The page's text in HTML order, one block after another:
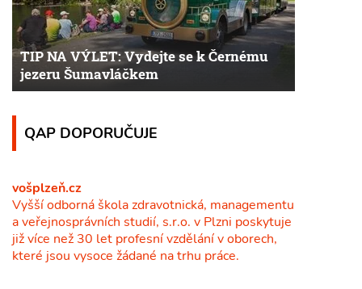
TIP NA VÝLET: Vydejte se k Černému
jezeru Šumavláčkem
QAP DOPORUČUJE
vošplzeň.cz
Vyšší odborná škola zdravotnická, managementu
a veřejnosprávních studií, s.r.o. v Plzni poskytuje
již více než 30 let profesní vzdělání v oborech,
které jsou vysoce žádané na trhu práce.